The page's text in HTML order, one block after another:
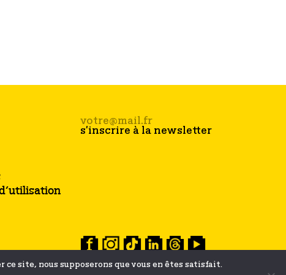
site, nous supposerons que vous en êtes satisfait.